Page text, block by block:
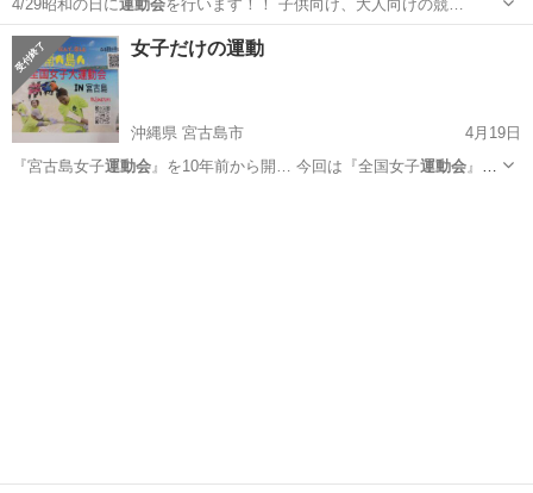
4/29昭和の日に運動会を行います！！ 子供向け、大人向けの競…
千葉 千葉市 京成稲毛駅 スポーツ
女子だけの運動
沖縄県 宮古島市
4月19日
『宮古島女子運動会 』を10年前から開… 今回は『全国女子運動会』と